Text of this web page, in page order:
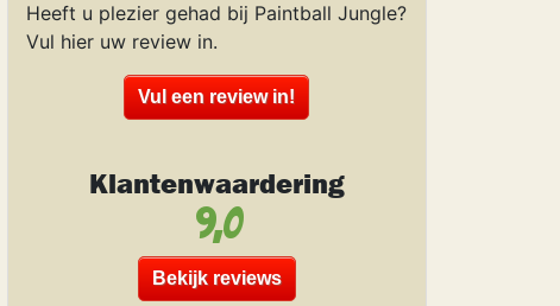
Heeft u plezier gehad bij Paintball Jungle?
Vul hier uw review in.
Vul een review in!
Klantenwaardering
9,0
Bekijk reviews